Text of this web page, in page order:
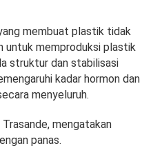
membuat plastik tidak
untuk memproduksi plastik
struktur dan stabilisasi
kadar hormon dan
menyeluruh.
mengatakan
panas.